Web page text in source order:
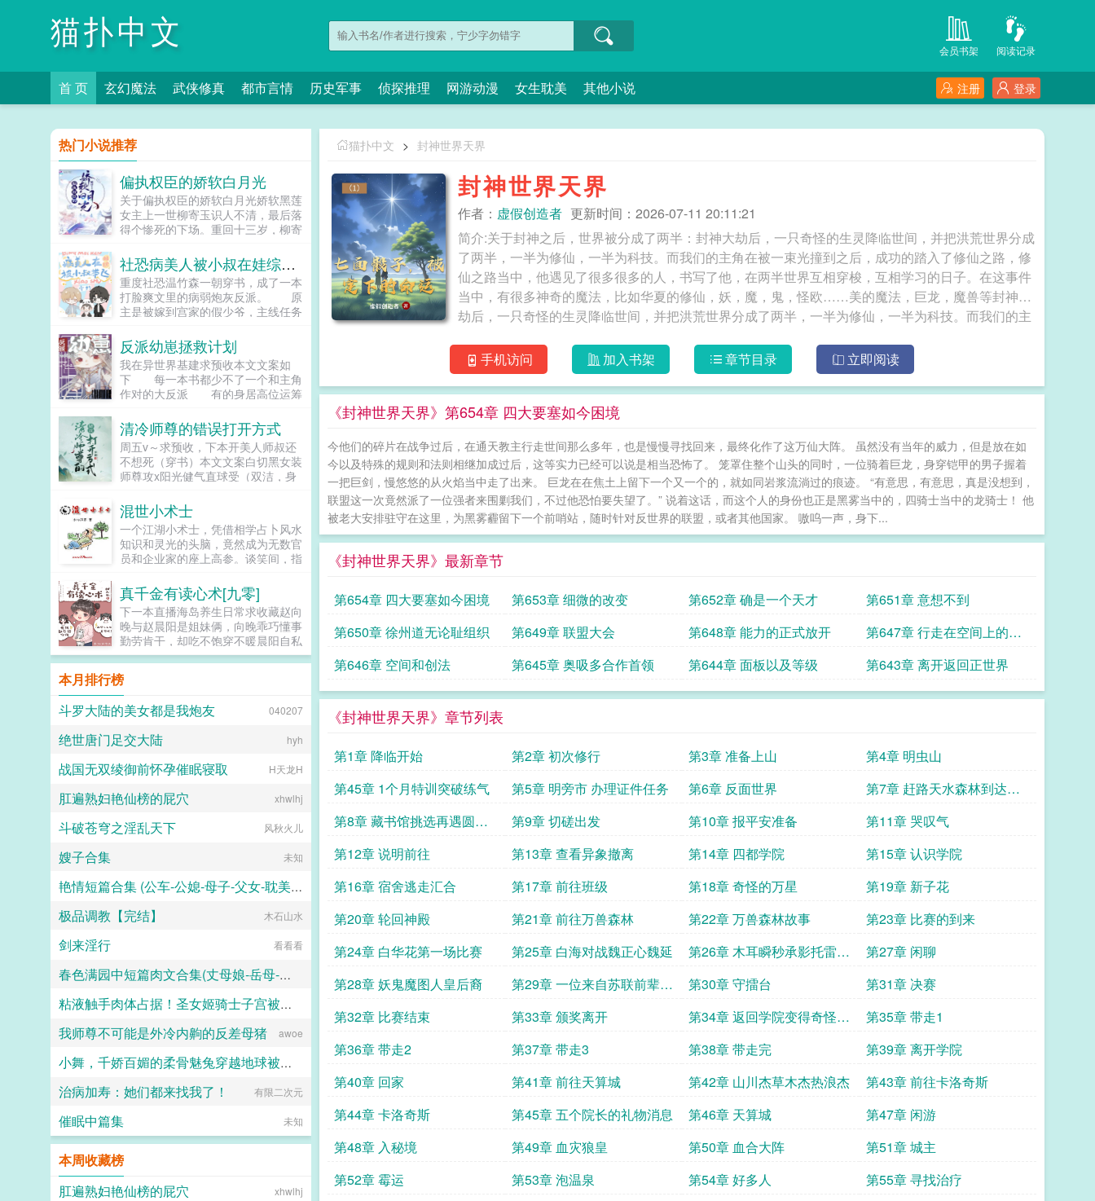
猫扑中文 阅读记录
会员书架
首 页 玄幻魔法 武侠修真 都市言情 历史军事 侦探推理 网游动漫 女生耽美 其他小说 登录
注册
猫扑中文 > 封神世界天界
封神世界天界
作者： 虚假创造者 更新时间：2026-07-11 20:11:21
简介:关于封神之后，世界被分成了两半：封神大劫后，一只奇怪的生灵降临世间，并把洪荒世界分成
了两半，一半为修仙，一半为科技。而我们的主角在被一束光撞到之后，成功的踏入了修仙之路，修
仙之路当中，他遇见了很多很多的人，书写了他，在两半世界互相穿梭，互相学习的日子。在这事件
当中，有很多神奇的魔法，比如华夏的修仙，妖，魔，鬼，怪欧……美的魔法，巨龙，魔兽等封神大
劫后，一只奇怪的生灵降临世间，并把洪荒世界分成了两半，一半为修仙，一半为科技。而我们的主
他，在两半世界互相穿梭，互相学习的日子。在这事件当中，有很多神奇的魔法，比如华夏的修仙，
妖，魔，鬼，怪欧……美的魔法，巨龙，魔兽等等……。是在这个事件当中有很多神奇的东西，比如
英灵，以及很多。本书涉及内容有点多，这里无法解释完，（请移到本书内容观看）谢谢！！（为爱
电，希望大家能接受，我也不确定第一次。干不更满2oo万字，我不停。我誓。）等……。是在这个
到本书内容观看）谢谢！！ 封神之后，世界被分成了两半
手机访问 加入书架 章节目录 立即阅读
《封神世界天界》第654章 四大要塞如今困境
今他们的碎片在战争过后，在通天教主行走世间那么多年，也是慢慢寻找回来，最终化作了这万仙大阵。 虽然没有当年的威力，但是放在如
今以及特殊的规则和法则相继加成过后，这等实力已经可以说是相当恐怖了。 笼罩住整个山头的同时，一位骑着巨龙，身穿铠甲的男子握着
一把巨剑，慢悠悠的从火焰当中走了出来。 巨龙在在焦土上留下一个又一个的，就如同岩浆流淌过的痕迹。 “有意思，有意思，真是没想到，
联盟这一次竟然派了一位强者来围剿我们，不过他恐怕要失望了。” 说着这话，而这个人的身份也正是黑雾当中的，四骑士当中的龙骑士！ 他
被老大安排驻守在这里，为黑雾霾留下一个前哨站，随时针对反世界的联盟，或者其他国家。 嗷呜一声，身下...
《封神世界天界》最新章节
第654章 四大要塞如今困境 第653章 细微的改变 第652章 确是一个天才
第651章 意想不到
第650章 徐州道无论耻组织
第649章 联盟大会 第648章 能力的正式放开
第647章 行走在空间上的道
路
第646章 空间和创法 第645章 奥吸多合作首领 第644章 面板以及等级 第643章 离开返回正世界
《封神世界天界》章节列表
第1章 降临开始 第2章 初次修行 第3章 准备上山
第4章 明虫山
第45章 1个月特训突破练气
第5章 明旁市 办理证件任务 第6章 反面世界
第7章 赶路天水森林到达联
盟
第8章 藏书馆挑选再遇圆佐
尼
第9章 切磋出发 第10章 报平安准备
第11章 哭叹气
第12章 说明前往
第13章 查看异象撤离 第14章 四都学院
第15章 认识学院
第16章 宿舍逃走汇合
第17章 前往班级 第18章 奇怪的万星
第19章 新子花
第20章 轮回神殿
第21章 前往万兽森林 第22章 万兽森林故事
第23章 比赛的到来
第24章 白华花第一场比赛
第25章 白海对战魏正心魏延
第26章 木耳瞬秒承影托雷失
败
第27章 闲聊
第28章 妖鬼魔图人皇后裔
第29章 一位来自苏联前辈英
雄
第30章 守擂台
第31章 决赛
第32章 比赛结束
第33章 颁奖离开
第34章 返回学院变得奇怪的
万星
第35章 带走1
第36章 带走2
第37章 带走3 第38章 带走完
第39章 离开学院
第40章 回家
第41章 前往天算城 第42章 山川杰草木杰热浪杰
第43章 前往卡洛奇斯
第44章 卡洛奇斯
第45章 五个院长的礼物消息 第46章 天算城
第47章 闲游
第48章 入秘境
第49章 血灾狼皇 第50章 血合大阵
第51章 城主
第52章 霉运
第53章 泡温泉 第54章 好多人
第55章 寻找治疗
热门小说推荐
偏执权臣的娇软白月光
关于偏执权臣的娇软白月光娇软黑莲
女主上一世柳寄玉识人不清，最后落
得个惨死的下场。重回十三岁，柳寄
之上。可她转身却扑入了那人的怀
中，撒着娇说手疼。梅疏玉觉得很奇
怪，那个对自己颐指气使的小姑娘，
竟是眼巴巴的拉着自己的袖子撒娇。
他从小看惯了黑暗腌臜的事，满心也
稳当当的坐着一个干干净净的柳寄
玉。她是他触摸不到的光。当他拼尽
全力想要抓住她的时候她却朝他甜甜
一笑，说道我抓到你啦！你给你赔罪
立，湿漉漉的杏眼望着他，眼下是一
颗显眼殷红的小痣。少年喉结动了
动，拢在袖中的手紧了紧，状似平静
的看着她如何赔罪？少女白嫩的一张
小脸皱成一团，透着淡淡的红晕，结
落，少年顿时眸色一深，清冷的薄唇
就覆了上去。我等这一日，许久
了。...
社恐病美人被小叔在娃综带飞
重度社恐温竹森一朝穿书，成了一本
打脸爽文里的病弱炮灰反派。 原
主是被嫁到宫家的假少爷，主线任务
老攻发现后当场清理门户，想要回到
原来的家里时，却被大哥嫌弃无用赶
出家门...
反派幼崽拯救计划
我在异世界基建求预收本文文案如
下 每一本书都少不了一个和主角
作对的大反派 有的身居高位运筹
的智力超群，随意可以造就一场灾
难 有的善于伪装，表面与主...
清冷师尊的错误打开方式
周五v～求预收，下本开美人师叔还
不想死（穿书）本文文案白切黑女装
师尊攻x阳光健气直球受（双洁，身
攻的倒霉儿子。书里的渣攻是魔尊，
生平最好美色，被他辣手摧花的美人
不计...
混世小术士
一个江湖小术士，凭借相学占卜风水
知识和灵光的头脑，竟然成为无数官
员和企业家的座上高参。谈笑间，指
数人俯首帖耳，小术士混...
真千金有读心术[九零]
下一本直播海岛养生日常求收藏赵向
晚与赵晨阳是姐妹俩，向晚乖巧懂事
勤劳肯干，却吃不饱穿不暖晨阳自私
小气好吃懒做，却得到父母偏爱。村
里人都摇头造孽哦，这么偏心！意外
被雷劈，赵向晚有了读心...
本月排行榜
斗罗大陆的美女都是我炮友
040207
绝世唐门足交大陆 hyh
战国无双绫御前怀孕催眠寝取 H天龙H
肛遍熟妇艳仙榜的屁穴 xhwlhj
斗破苍穹之淫乱天下 风秋火儿
嫂子合集 未知
艳情短篇合集 (公车-公媳-母子-父女-耽美-高辣-肉文-强奸)
艳情短篇合集
极品调教【完结】 木石山水
剑来淫行 看看看
春色满园中短篇肉文合集(丈母娘-岳母-妈妈-嫂嫂-乱伦)
粘液触手肉体占据！圣女姬骑士子宫被改造成淫穴肉巢，在忠犬面前被肏成常时绝顶的怀孕母胎！
煌星铃天闪
我师尊不可能是外冷内齁的反差母猪 awoe
小舞，千娇百媚的柔骨魅兔穿越地球被巨根正太降服，沦陷小男孩胯下的绝美人妻
雪月樱
治病加寿：她们都来找我了！ 有限二次元
催眠中篇集 未知
本周收藏榜
肛遍熟妇艳仙榜的屁穴
xhwlhj